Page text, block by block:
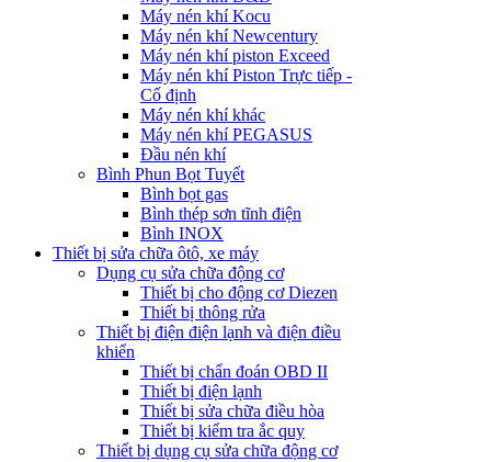
Máy nén khí Kocu
Máy nén khí Newcentury
Máy nén khí piston Exceed
Máy nén khí Piston Trực tiếp -
Cố định
Máy nén khí khác
Máy nén khí PEGASUS
Đầu nén khí
Bình Phun Bọt Tuyết
Bình bọt gas
Bình thép sơn tĩnh điện
Bình INOX
Thiết bị sửa chữa ôtô, xe máy
Dụng cụ sửa chữa động cơ
Thiết bị cho động cơ Diezen
Thiết bị thông rửa
Thiết bị điện điện lạnh và điện điều
khiển
Thiết bị chẩn đoán OBD II
Thiết bị điện lạnh
Thiết bị sửa chữa điều hòa
Thiết bị kiểm tra ắc quy
Thiết bị dụng cụ sửa chữa động cơ